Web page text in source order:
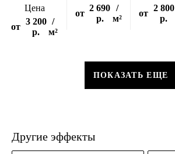
Цена
от
3 200
р.
/
м²
от
2 690
р.
/
м²
от
2 800
р.
ПОКАЗАТЬ ЕЩЕ
Другие эффекты